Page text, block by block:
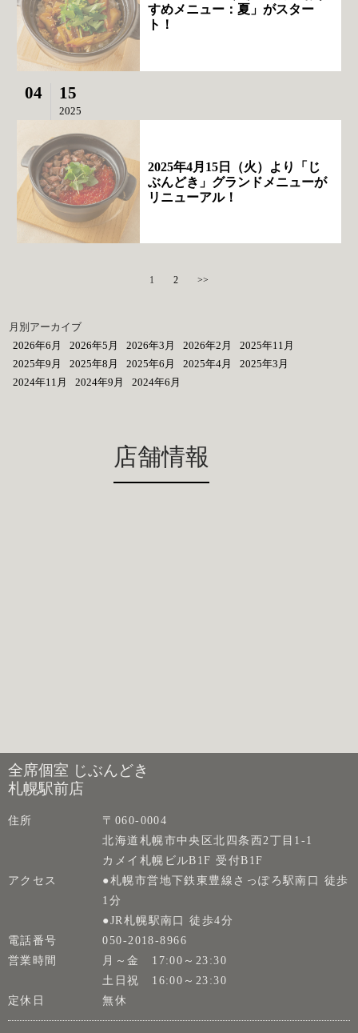
すめメニュー：夏」がスター
ト！
04 15
2025
2025年4月15日（火）より「じ
ぶんどき」グランドメニューが
リニューアル！
1 2 >>
月別アーカイブ
2026年6月
2026年5月 2026年3月 2026年2月
2025年11月
2025年9月
2025年8月 2025年6月 2025年4月
2025年3月
2024年11月
2024年9月 2024年6月
店舗情報
全席個室 じぶんどき
札幌駅前店
住所
〒060-0004
北海道札幌市中央区北四条西2丁目1-1
カメイ札幌ビルB1F 受付B1F
アクセス
●札幌市営地下鉄東豊線さっぽろ駅南口 徒歩
1分
●JR札幌駅南口 徒歩4分
電話番号
050-2018-8966
営業時間
月～金 17:00～23:30
土日祝 16:00～23:30
定休日
無休